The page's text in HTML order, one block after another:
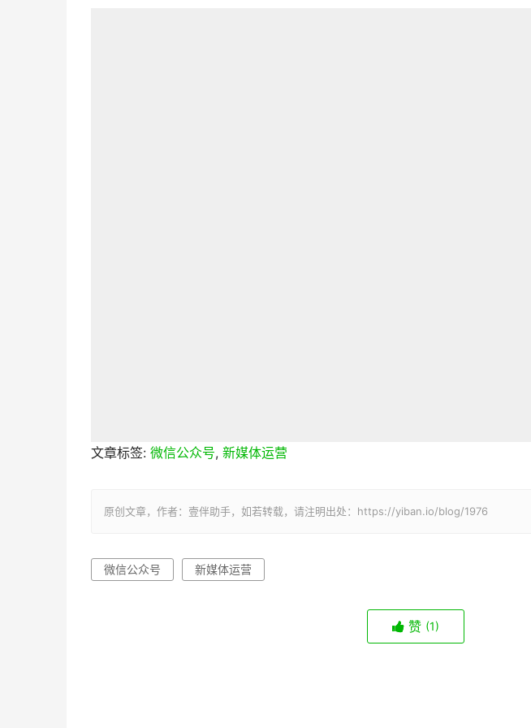
文章标签: 微信公众号, 新媒体运营
原创文章，作者：壹伴助手，如若转载，请注明出处：https://yiban.io/blog/1976
微信公众号 新媒体运营
赞 (1)